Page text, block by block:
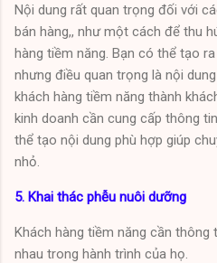
Nội dung rất quan trọng đối với
bán hàng,, như một cách để thu
hàng tiềm năng. Bạn có thể tạo
nhưng điều quan trọng là nội
khách hàng tiềm năng thành
kinh doanh cần cung cấp thông
thể tạo nội dung phù hợp giúp
nhỏ.
5. Khai thác phễu nuôi dưỡng
Khách hàng tiềm năng cần
nhau trong hành trình của họ.